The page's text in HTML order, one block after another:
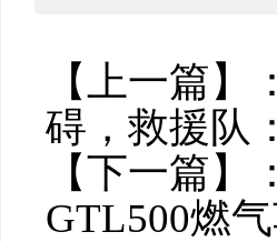
【上一篇】：
碍，救援队
【下一篇】：
GTL500燃